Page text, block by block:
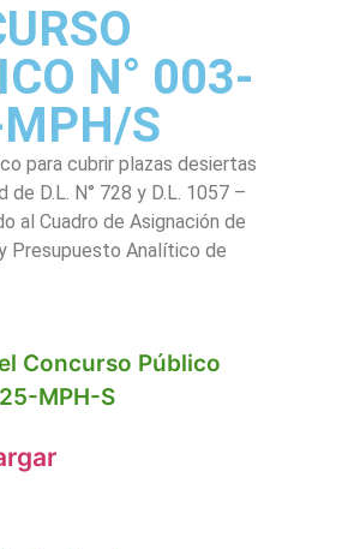
N° 003-
S
para cubrir plazas desiertas
de D.L. N° 728 y D.L. 1057 –
al Cuadro de Asignación de
Presupuesto Analítico de
Concurso Público
MPH-S